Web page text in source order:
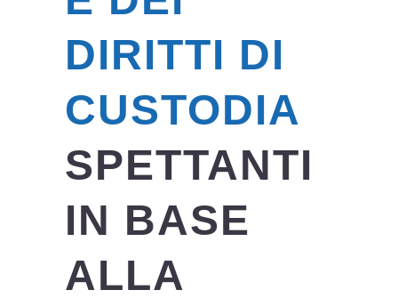
DIRITTI DI
CUSTODIA
SPETTANTI
IN BASE
ALLA